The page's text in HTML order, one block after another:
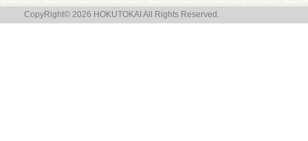
CopyRight© 2026 HOKUTOKAI All Rights Reserved.